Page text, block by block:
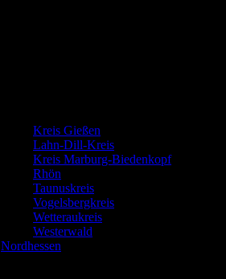
Kreis Gießen
Lahn-Dill-Kreis
Kreis Marburg-Biedenkopf
Rhön
Taunuskreis
Vogelsbergkreis
Wetteraukreis
Westerwald
Nordhessen